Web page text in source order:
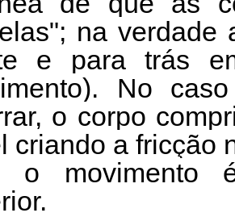
na verdade
e para trás
No
o corpo
criando a fricção
o movimento